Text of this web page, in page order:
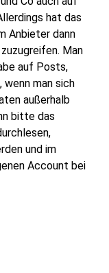
hat das
Anbieter dann
Man
auf Posts,
man sich
außerhalb
bitte das
und im
Account bei